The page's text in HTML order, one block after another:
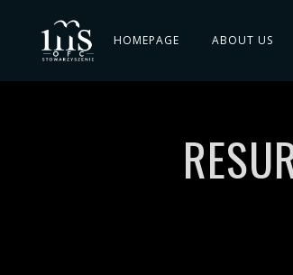
HOMEPAGE ABOUT US